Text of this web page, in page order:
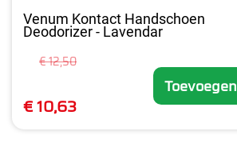
Venum Kontact Handschoen
Deodorizer - Lavendar
€ 12,50
€ 10,63
Toevoegen